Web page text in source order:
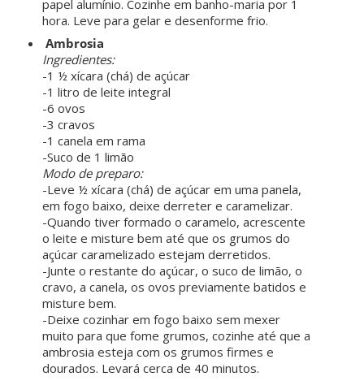
papel alumínio. Cozinhe em banho-maria por 1
hora. Leve para gelar e desenforme frio.
Ambrosia
Ingredientes:
-1 ½ xícara (chá) de açúcar
-1 litro de leite integral
-6 ovos
-3 cravos
-1 canela em rama
-Suco de 1 limão
Modo de preparo:
-Leve ½ xícara (chá) de açúcar em uma panela,
em fogo baixo, deixe derreter e caramelizar.
-Quando tiver formado o caramelo, acrescente
o leite e misture bem até que os grumos do
açúcar caramelizado estejam derretidos.
-Junte o restante do açúcar, o suco de limão, o
cravo, a canela, os ovos previamente batidos e
misture bem.
-Deixe cozinhar em fogo baixo sem mexer
muito para que fome grumos, cozinhe até que a
ambrosia esteja com os grumos firmes e
dourados. Levará cerca de 40 minutos.